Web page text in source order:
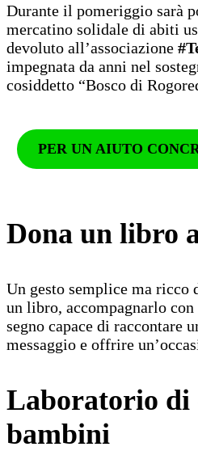
Durante il pomeriggio sarà
mercatino solidale di abiti
devoluto all’associazione
impegnata da anni nel
cosiddetto “Bosco di
PER UN AIUTO
Dona un libro
Un gesto semplice ma
un libro, accompagnarlo con
segno capace di raccontare
messaggio e offrire
Laboratorio di
bambini